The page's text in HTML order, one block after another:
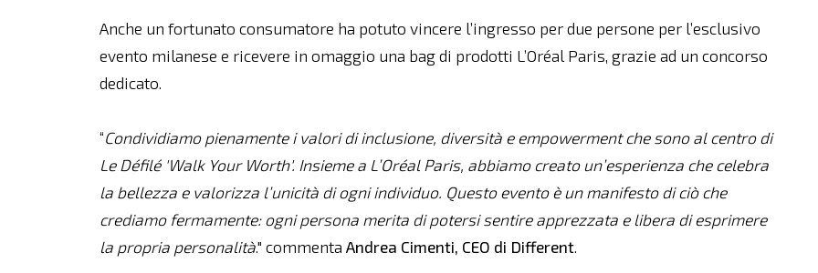
Anche un fortunato consumatore ha potuto vincere l’ingresso per due persone per l’esclusivo
evento milanese e ricevere in omaggio una bag di prodotti L’Oréal Paris, grazie ad un concorso
dedicato.
“Condividiamo pienamente i valori di inclusione, diversità e empowerment che sono al centro di
Le Défilé 'Walk Your Worth'. Insieme a L’Oréal Paris, abbiamo creato un’esperienza che celebra
la bellezza e valorizza l’unicità di ogni individuo. Questo evento è un manifesto di ciò che
crediamo fermamente: ogni persona merita di potersi sentire apprezzata e libera di esprimere
la propria personalità." commentaAndrea Cimenti, CEO di Different.